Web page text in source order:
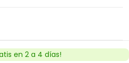
en 2 a 4 días!